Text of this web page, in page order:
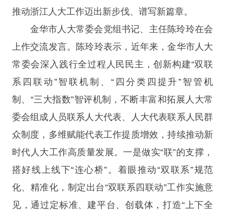
推动浙江人大工作迈出新步伐、谱写新篇章。
金华市人大常委会党组书记、主任陈玲玲在会
上作交流发言。陈玲玲表示，近年来，金华市人大
常委会深入践行全过程人民民主，创新构建“双联
系四联动”智联机制、“四分类四提升”智管机
制、“三大指数”智评机制，不断丰富和拓展人大常
委会组成人员联系人大代表、人大代表联系人民群
众制度，多维赋能代表工作提质增效，持续推动新
时代人大工作高质量发展。一是做实“联”的支撑，
搭好线上线下“连心桥”。着眼推动“双联系”规范
化、精准化，制定出台“双联系四联动”工作实施意
见，通过定标准、建平台、创载体，打造“上下全